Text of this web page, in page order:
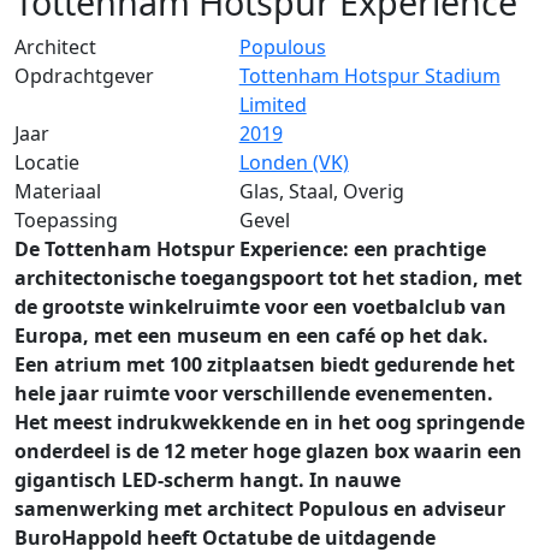
Architect
Populous
Opdrachtgever
Tottenham Hotspur Stadium
Limited
Jaar
2019
Locatie
Londen (VK)
Materiaal
Glas, Staal, Overig
Toepassing
Gevel
De Tottenham Hotspur Experience: een prachtige
architectonische toegangspoort tot het stadion, met
de grootste winkelruimte voor een voetbalclub van
Europa, met een museum en een café op het dak.
Een atrium met 100 zitplaatsen biedt gedurende het
hele jaar ruimte voor verschillende evenementen.
Het meest indrukwekkende en in het oog springende
onderdeel is de 12 meter hoge glazen box waarin een
gigantisch LED-scherm hangt. In nauwe
samenwerking met architect Populous en adviseur
BuroHappold heeft Octatube de uitdagende